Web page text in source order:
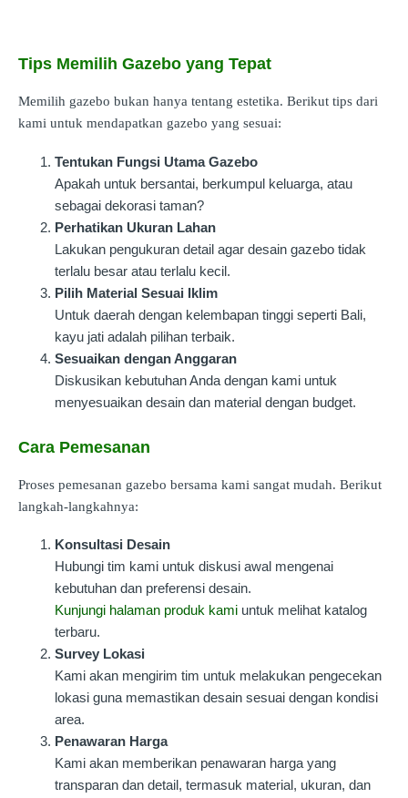
Tips Memilih Gazebo yang Tepat
Memilih gazebo bukan hanya tentang estetika. Berikut tips dari
kami untuk mendapatkan gazebo yang sesuai:
Tentukan Fungsi Utama Gazebo
Apakah untuk bersantai, berkumpul keluarga, atau
sebagai dekorasi taman?
Perhatikan Ukuran Lahan
Lakukan pengukuran detail agar desain gazebo tidak
terlalu besar atau terlalu kecil.
Pilih Material Sesuai Iklim
Untuk daerah dengan kelembapan tinggi seperti Bali,
kayu jati adalah pilihan terbaik.
Sesuaikan dengan Anggaran
Diskusikan kebutuhan Anda dengan kami untuk
menyesuaikan desain dan material dengan budget.
Cara Pemesanan
Proses pemesanan gazebo bersama kami sangat mudah. Berikut
langkah-langkahnya:
Konsultasi Desain
Hubungi tim kami untuk diskusi awal mengenai
kebutuhan dan preferensi desain.
Kunjungi halaman produk kami untuk melihat katalog
terbaru.
Survey Lokasi
Kami akan mengirim tim untuk melakukan pengecekan
lokasi guna memastikan desain sesuai dengan kondisi
area.
Penawaran Harga
Kami akan memberikan penawaran harga yang
transparan dan detail, termasuk material, ukuran, dan